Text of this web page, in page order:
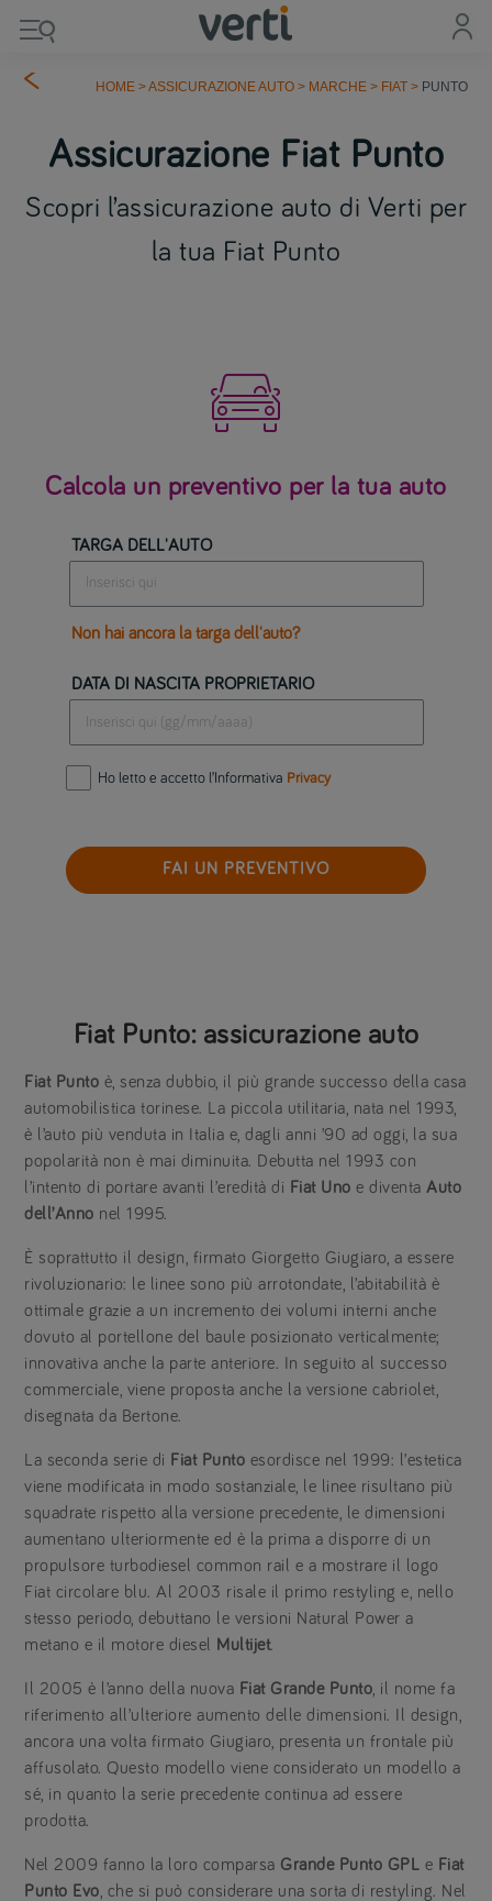
HOME>ASSICURAZIONE AUTO> MARCHE> FIAT> PUNTO
Assicurazione Fiat Punto
Scopri l’assicurazione auto di Verti per
la tua Fiat Punto

Calcola un preventivo per la tua auto
TARGA DELL'AUTO
Non hai ancora la targa dell'auto?
DATA DI NASCITA PROPRIETARIO
Ho letto e accetto l’Informativa Privacy
FAI UN PREVENTIVO
Fiat Punto: assicurazione auto
Fiat Punto è, senza dubbio, il più grande successo della casa
automobilistica torinese. La piccola utilitaria, nata nel 1993,
è l’auto più venduta in Italia e, dagli anni ’90 ad oggi, la sua
popolarità non è mai diminuita. Debutta nel 1993 con
l’intento di portare avanti l’eredità di Fiat Uno e diventaAuto
dell’Anno nel 1995.
È soprattutto il design, firmato Giorgetto Giugiaro, a essere
rivoluzionario: le linee sono più arrotondate, l’abitabilità è
ottimale grazie a un incremento dei volumi interni anche
dovuto al portellone del baule posizionato verticalmente;
innovativa anche la parte anteriore. In seguito al successo
commerciale, viene proposta anche la versione cabriolet,
disegnata da Bertone.
La seconda serie di Fiat Punto esordisce nel 1999: l’estetica
viene modificata in modo sostanziale, le linee risultano più
squadrate rispetto alla versione precedente, le dimensioni
aumentano ulteriormente ed è la prima a disporre di un
propulsore turbodiesel common rail e a mostrare il logo
Fiat circolare blu. Al 2003 risale il primo restyling e, nello
stesso periodo, debuttano le versioni Natural Power a
metano e il motore diesel Multijet.
Il 2005 è l’anno della nuova Fiat Grande Punto , il nome fa
riferimento all’ulteriore aumento delle dimensioni. Il design,
ancora una volta firmato Giugiaro, presenta un frontale più
affusolato. Questo modello viene considerato un modello a
sé, in quanto la serie precedente continua ad essere
prodotta.
Nel 2009 fanno la loro comparsa Grande Punto GPL e Fiat
Punto Evo , che si può considerare una sorta di restyling. Nel